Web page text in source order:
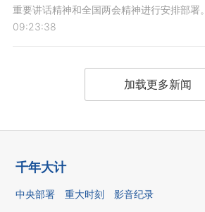
重要讲话精神和全国两会精神进行安排部署。
09:23:38
加载更多新闻
千年大计
中央部署 重大时刻 影音纪录